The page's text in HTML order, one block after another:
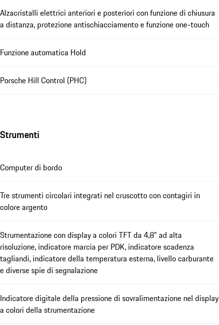
Alzacristalli elettrici anteriori e posteriori con funzione di chiusura
a distanza, protezione antischiacciamento e funzione one-touch
Funzione automatica Hold
Porsche Hill Control (PHC)
Strumenti
Computer di bordo
Tre strumenti circolari integrati nel cruscotto con contagiri in
colore argento
Strumentazione con display a colori TFT da 4,8" ad alta
risoluzione, indicatore marcia per PDK, indicatore scadenza
tagliandi, indicatore della temperatura esterna, livello carburante
e diverse spie di segnalazione
Indicatore digitale della pressione di sovralimentazione nel display
a colori della strumentazione